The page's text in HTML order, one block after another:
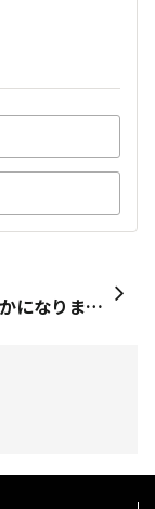
棚が華やかになりました😊